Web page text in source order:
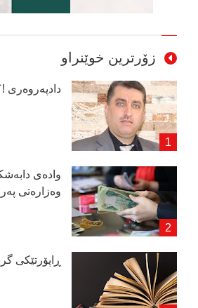
زۆرترین خوێنراو
دادپەروەری
وادەی
وەزارەتی
ڕاپۆرتێكی